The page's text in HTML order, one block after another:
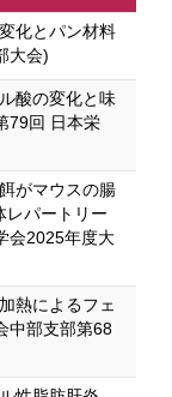
化とパン材料
大会)
酸の変化と味
79回 日本栄
がマウスの腸
レパートリー
会2025年度大
熱によるフェ
中部支部第68